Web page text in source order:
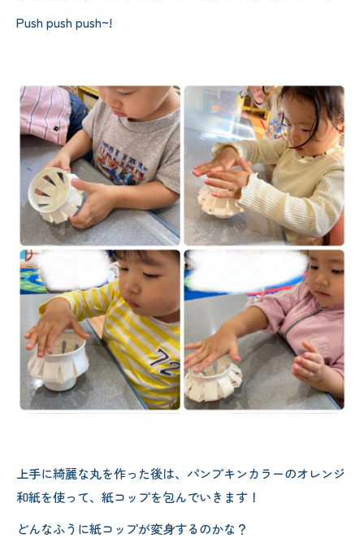
Push push push~!
上手に綺麗な丸を作った後は、パンプキンカラーのオレンジ
和紙を使って、紙コップを包んでいきます！
どんなふうに紙コップが変身するのかな？